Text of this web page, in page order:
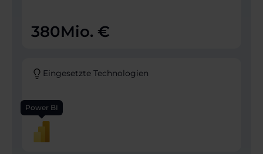
380Mio. €
Eingesetzte Technologien
Power BI